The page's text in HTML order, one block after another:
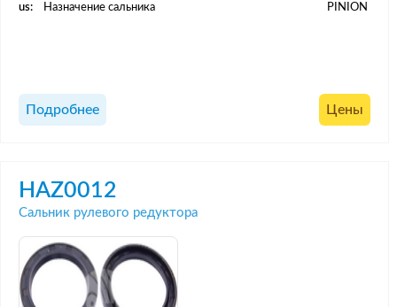
us:
Назначение сальника PINION
Подробнее Цены
HAZ0012
Сальник рулевого редуктора